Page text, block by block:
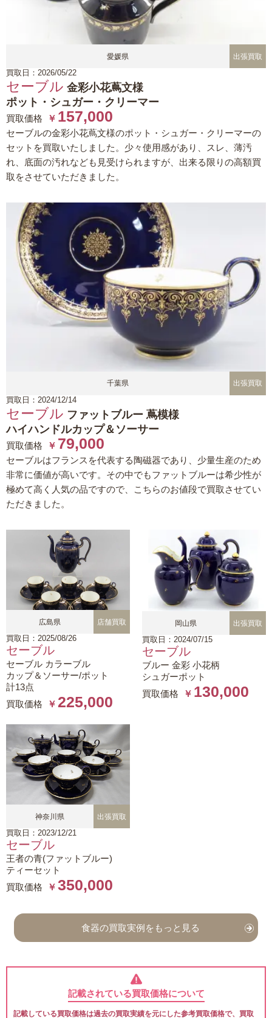
愛媛県 出張買取
買取日：2026/05/22
セーブル 金彩小花蔦文様
ポット・シュガー・クリーマー
買取価格 ￥ 157,000
セーブルの金彩小花蔦文様のポット・シュガー・クリーマーの
セットを買取いたしました。少々使用感があり、スレ、薄汚
れ、底面の汚れなども見受けられますが、出来る限りの高額買
取をさせていただきました。
千葉県 出張買取
買取日：2024/12/14
セーブル ファットブルー 蔦模様
ハイハンドルカップ＆ソーサー
買取価格 ￥ 79,000
セーブルはフランスを代表する陶磁器であり、少量生産のため
非常に価値が高いです。その中でもファットブルーは希少性が
極めて高く人気の品ですので、こちらのお値段で買取させてい
ただきました。
広島県 店舗買取
買取日：2025/08/26
セーブル
セーブル カラーブル
カップ＆ソーサー/ポット
計13点
買取価格
￥ 225,000
岡山県 出張買取
買取日：2024/07/15
セーブル
ブルー 金彩 小花柄
シュガーポット
買取価格
￥ 130,000
神奈川県 出張買取
買取日：2023/12/21
セーブル
王者の青(ファットブルー)
ティーセット
買取価格
￥ 350,000
食器の買取実例をもっと見る
記載されている買取価格について
記載している買取価格は過去の買取実績を元にした参考買取価格で、買取